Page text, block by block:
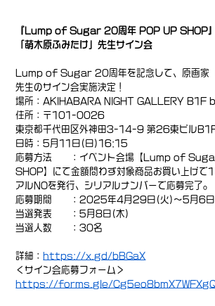
『Lump of Sugar 20周年 POP UP SHOP
「萌木原ふみたけ」先生サイン会
Lump of Sugar 20周年を記念して、原画家「
先生のサイン会実施決定！
場所：AKIHABARA NIGHT GALLERY B1F
住所：〒101-0026
東京都千代田区外神田3-14-9 第26東ビル
日時：5月11日(日)16:15
応募方法 ：イベント会場【Lump of
SHOP】にて金額問わず対象商品お買い上げで
アルNOを発行、シリアルナンバーで応募完了。
応募期間 ：2025年4月29日(火)～5月6日
当選発表 ：5月8日(木)
当選人数 ：30名
詳細： https://x.gd/bBGaX
＜サイン会応募フォーム＞
https://forms.gle/